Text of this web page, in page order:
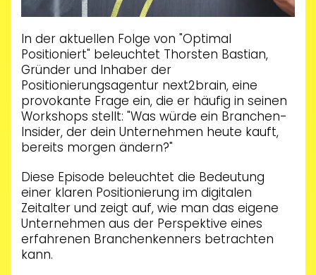
In der aktuellen Folge von "Optimal
Positioniert" beleuchtet Thorsten Bastian,
Gründer und Inhaber der
Positionierungsagentur next2brain, eine
provokante Frage ein, die er häufig in seinen
Workshops stellt: "Was würde ein Branchen-
Insider, der dein Unternehmen heute kauft,
bereits morgen ändern?"
Diese Episode beleuchtet die Bedeutung
einer klaren Positionierung im digitalen
Zeitalter und zeigt auf, wie man das eigene
Unternehmen aus der Perspektive eines
erfahrenen Branchenkenners betrachten
kann.